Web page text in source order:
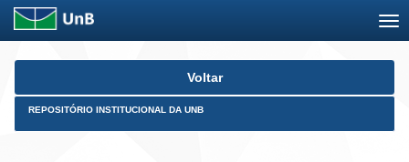
Skip
Voltar
REPOSITÓRIO INSTITUCIONAL DA UNB